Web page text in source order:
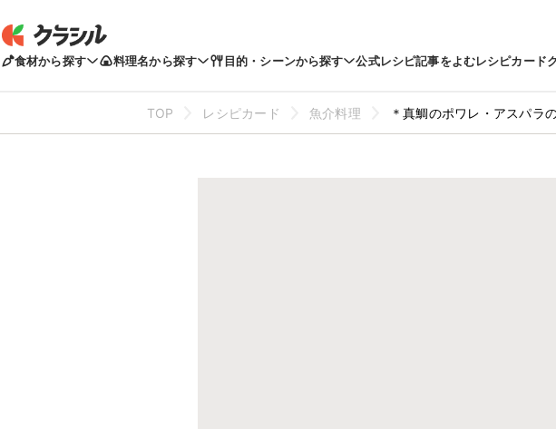
食材から探す 料理名から探す 目的・シーンから探す 公式レシピ記事をよむレシピカード
TOP レシピカード 魚介料理 ＊真鯛のポワレ・アスパラ